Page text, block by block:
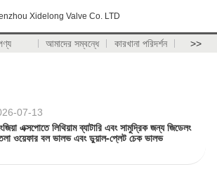
Xidelong Valve Co. LTD
আমাদের সম্বন্ধে কারখানা পরিদর্শন >>
07-13
এক্সপোতে লিথিয়াম ব্যাটারি এবং সামুদ্রিক জন্য জিডেলং
ওয়েফার বল ভালভ এবং ডুয়াল-প্লেট চেক ভালভ